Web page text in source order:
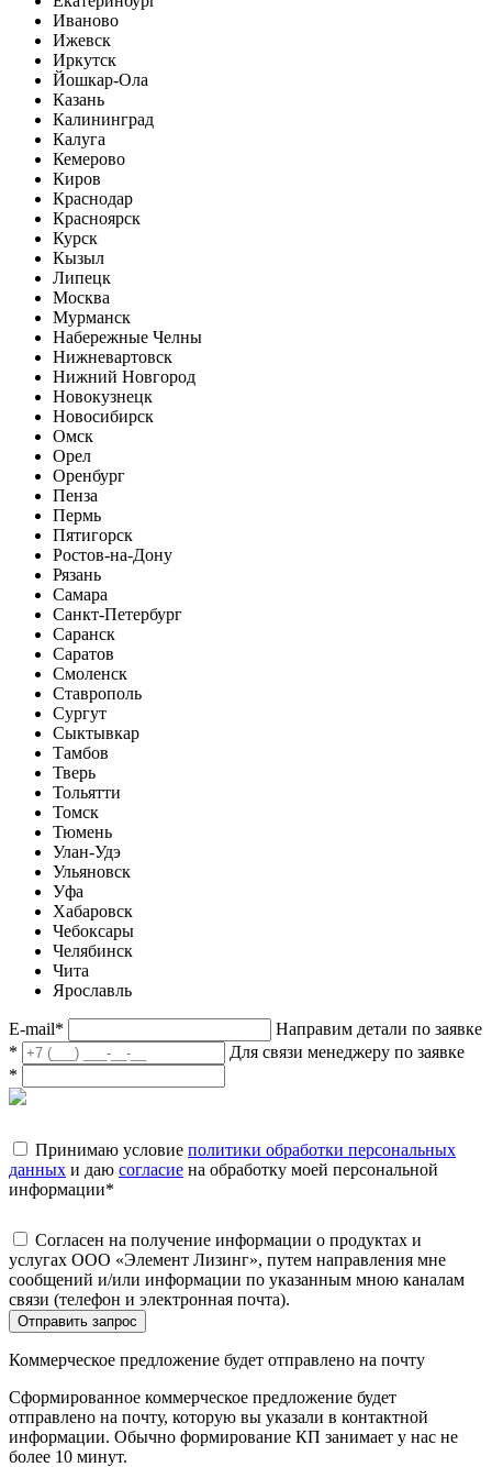
Иваново
Ижевск
Иркутск
Йошкар-Ола
Казань
Калининград
Калуга
Кемерово
Киров
Краснодар
Красноярск
Курск
Кызыл
Липецк
Москва
Мурманск
Набережные Челны
Нижневартовск
Нижний Новгород
Новокузнецк
Новосибирск
Омск
Орел
Оренбург
Пенза
Пермь
Пятигорск
Ростов-на-Дону
Рязань
Самара
Санкт-Петербург
Саранск
Саратов
Смоленск
Ставрополь
Сургут
Сыктывкар
Тамбов
Тверь
Тольятти
Томск
Тюмень
Улан-Удэ
Ульяновск
Уфа
Хабаровск
Чебоксары
Челябинск
Чита
Ярославль
E-mail*
Направим детали по заявке
*
Для связи менеджеру по заявке
*
Принимаю условие политики обработки персональных
данных и даю согласие на обработку моей персональной
информации*
Согласен на получение информации о продуктах и
услугах ООО «Элемент Лизинг», путем направления мне
сообщений и/или информации по указанным мною каналам
связи (телефон и электронная почта).
Отправить запрос
Коммерческое предложение будет отправлено на почту
Сформированное коммерческое предложение будет
отправлено на почту, которую вы указали в контактной
информации. Обычно формирование КП занимает у нас не
более 10 минут.